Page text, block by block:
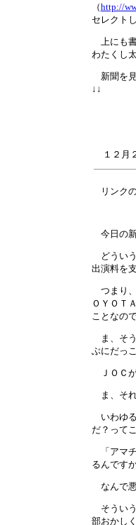
（http://
セレクト
上にも書
わたくし
新聞を見
↓↓
１２月
リンクの
今日の新
どういう
出演料を
つまり、
ＯＹＯＴ
ことなので
ま、そう
ぶにだっ
ＪＯＣが
ま、それ
いわゆる
だ？って
「アマチ
るんです
なんで
そういう
部おかし